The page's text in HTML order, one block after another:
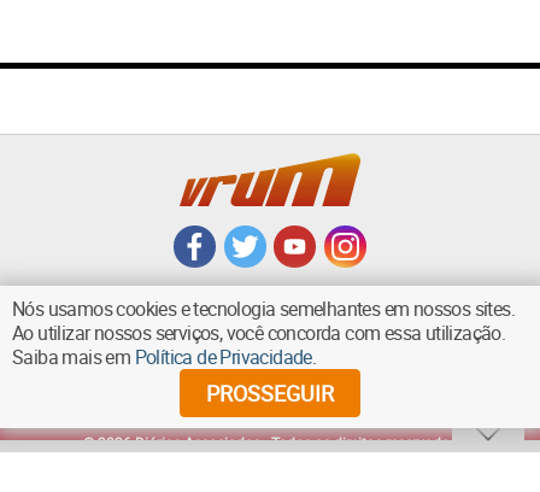
VOLTAR AO TOPO
©2026Diários Associados - Todos os direitos reservados
Nós usamos cookies e tecnologia semelhantes em nossos sites.
Ao utilizar nossos serviços, você concorda com essa utilização.
Saiba mais em Política de Privacidade.
PROSSEGUIR